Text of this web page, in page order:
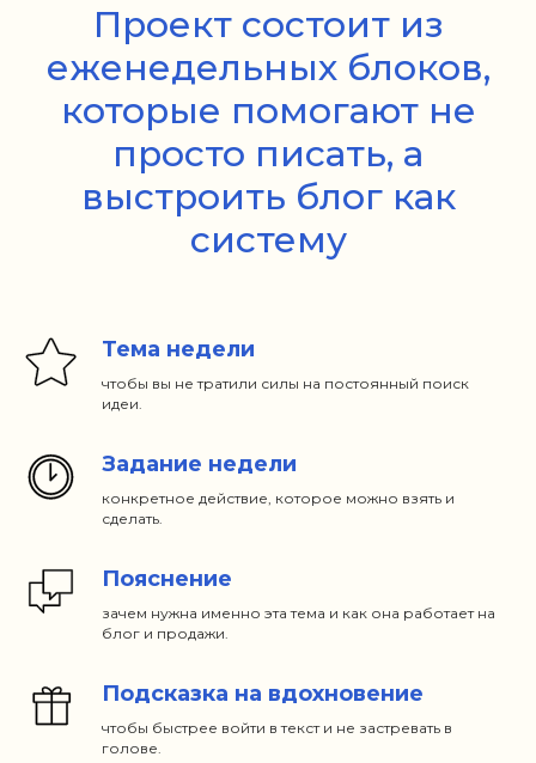
Проект состоит из
еженедельных блоков,
которые помогают не
просто писать, а
выстроить блог как
систему
Тема недели
чтобы вы не тратили силы на постоянный поиск
идеи.
Задание недели
конкретное действие, которое можно взять и
сделать.
Пояснение
зачем нужна именно эта тема и как она работает на
блог и продажи.
Подсказка на вдохновение
чтобы быстрее войти в текст и не застревать в
голове.